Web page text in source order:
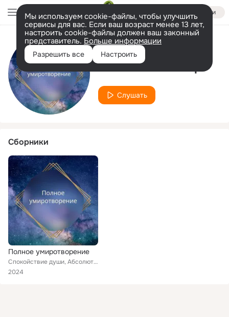
Войти
Мы используем cookie-файлы, чтобы улучшить
сервисы для вас. Если ваш возраст менее 13 лет,
настроить cookie-файлы должен ваш законный
представитель. Больше информации
Разрешить все Настроить
Исполнитель
Абсолютный мир
Слушать
Сборники
Полное умиротворение
Спокойствие души, Абсолютный мир, Чистое спокойствие
2024